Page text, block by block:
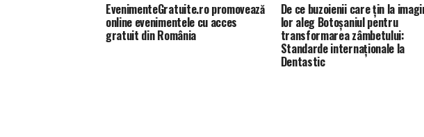
EvenimenteGratuite.ro promovează
online evenimentele cu acces
gratuit din România
De ce buzoienii care țin la
lor aleg Botoșaniul pentru
transformarea zâmbetului:
Standarde internaționale la
Dentastic